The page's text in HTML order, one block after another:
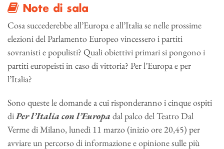
Note di sala
Cosa succederebbe all’Europa e all’Italia se nelle prossime
elezioni del Parlamento Europeo vincessero i partiti
sovranisti e populisti? Quali obiettivi primari si pongono i
partiti europeisti in caso di vittoria? Per l’Europa e per
l’Italia?
Sono queste le domande a cui risponderanno i cinque ospiti
diPer l’Italia con l’Europa dal palco del Teatro Dal
Verme di Milano, lunedì 11 marzo (inizio ore 20,45) per
avviare un percorso di informazione e opinione sulle più